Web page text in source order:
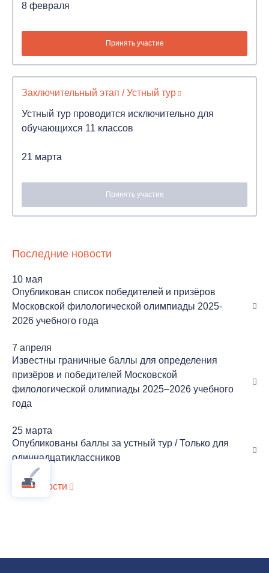
8 февраля
Принять участие
Заключительный этап / Устный тур
Устный тур проводится исключительно для
обучающихся 11 классов
21 марта
Принять участие
Последние новости
10 мая
Опубликован список победителей и призёров
Московской филологической олимпиады 2025-
2026 учебного года
7 апреля
Известны граничные баллы для определения
призёров и победителей Московской
филологической олимпиады 2025–2026 учебного
года
25 марта
Опубликованы баллы за устный тур / Только для
одиннадцатиклассников
Все новости